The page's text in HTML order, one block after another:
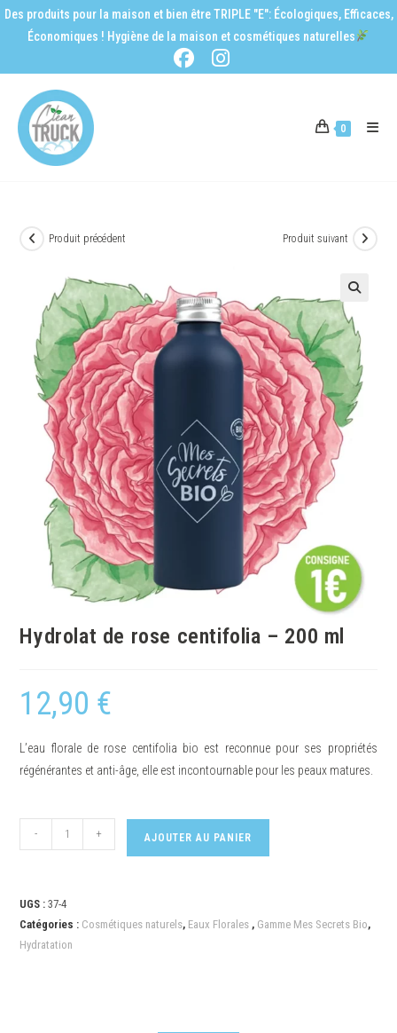
Des produits pour la maison et bien être TRIPLE "E": Écologiques, Efficaces,
Économiques ! Hygiène de la maison et cosmétiques naturelles
0
Produit précédent Produit suivant
Hydrolat de rose centifolia – 200 ml
12,90 €
L’eau florale de rose centifolia bio est reconnue pour ses propriétés
régénérantes et anti-âge, elle est incontournable pour les peaux matures.
- + AJOUTER AU PANIER
UGS :37-4
Catégories : Cosmétiques naturels, Eaux Florales , Gamme Mes Secrets Bio,
Hydratation